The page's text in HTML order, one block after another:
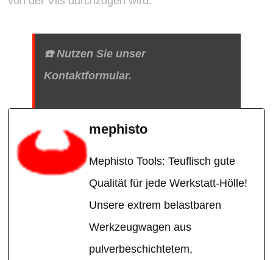
☎️ Nutzen Sie unser
Kontaktformular.
mephisto
Mephisto Tools: Teuflisch gute
Qualität für jede Werkstatt-Hölle!
Unsere extrem belastbaren
Werkzeugwagen aus
pulverbeschichtetem,